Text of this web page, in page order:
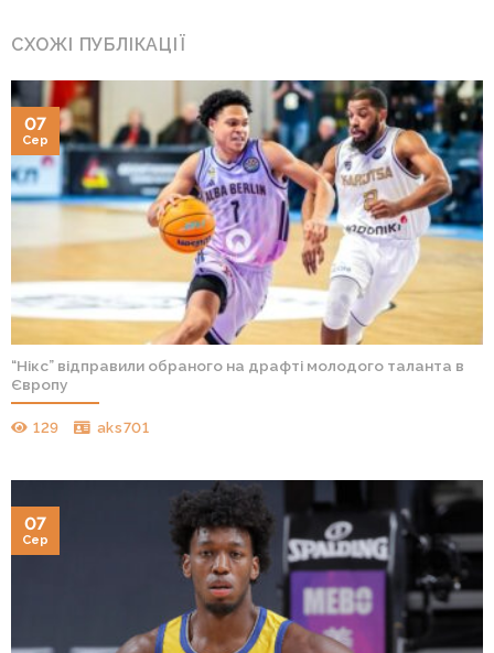
СХОЖІ ПУБЛІКАЦІЇ
“Нікс” відправили обраного на драфті молодого таланта в
Європу
129 aks701
07
Сер
07
Сер